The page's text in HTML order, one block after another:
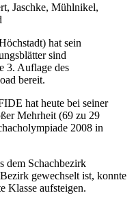
Jaschke, Mühlnikel,
hat sein
sind
3. Auflage des
bereit.
hat heute bei seiner
Mehrheit (69 zu 29
2008 in
dem Schachbezirk
gewechselt ist, konnte
Klasse aufsteigen.